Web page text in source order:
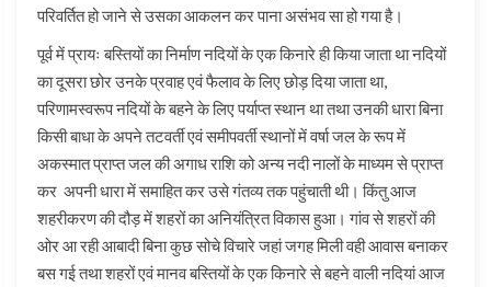
परिवर्तित हो जाने से उसका आकलन कर पाना असंभव सा हो गया है।
पूर्व में प्रायः बस्तियों का निर्माण नदियों के एक किनारे ही किया जाता था नदियों
का दूसरा छोर उनके प्रवाह एवं फैलाव के लिए छोड़ दिया जाता था,
परिणामस्वरूप नदियों के बहने के लिए पर्याप्त स्थान था तथा उनकी धारा बिना
किसी बाधा के अपने तटवर्ती एवं समीपवर्ती स्थानों में वर्षा जल के रूप में
अकस्मात प्राप्त जल की अगाध राशि को अन्य नदी नालों के माध्यम से प्राप्त
कर अपनी धारा में समाहित कर उसे गंतव्य तक पहुंचाती थी। किंतु आज
शहरीकरण की दौड़ में शहरों का अनियंत्रित विकास हुआ। गांव से शहरों की
ओर आ रही आबादी बिना कुछ सोचे विचारे जहां जगह मिली वही आवास बनाकर
बस गई तथा शहरों एवं मानव बस्तियों के एक किनारे से बहने वाली नदियां आज